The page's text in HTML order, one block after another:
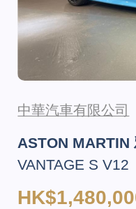
中華汽車有限公司
ASTON MARTIN
VANTAGE S V12